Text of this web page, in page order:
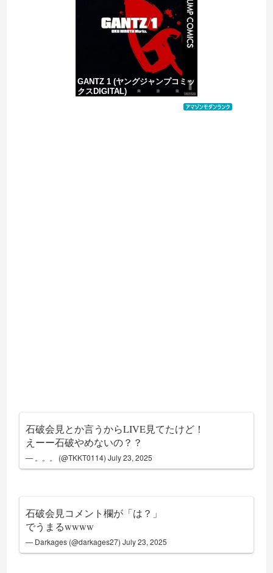
【移民政策反対】イオンの売り場で唐揚げを食う中国人の子供
GANTZ 1 (ヤングジャンプコミッ
クスDIGITAL)
価格：¥100
石破会見とか言うからLIVE見てたけど！
えーー石破やめないの？？
— 。。。 (@TKKT0114)July 23, 2025
石破会見コメント欄が「は？」
でうまるwwww
— Darkages (@darkages27)July 23, 2025